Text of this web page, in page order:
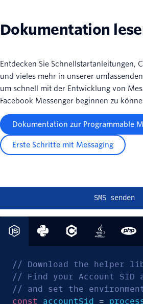
Dokumentation
Entdecken Sie Schnellstartanleitungen,
und vieles mehr in unserer
um schnell mit der Entwicklung von
Facebook Messenger beginnen zu
Dokumentation zur Programmable
Erste Schritte mit Messaging
SMS senden
// Download the helper
// Find your Account SID
// and set the
const accountSid =